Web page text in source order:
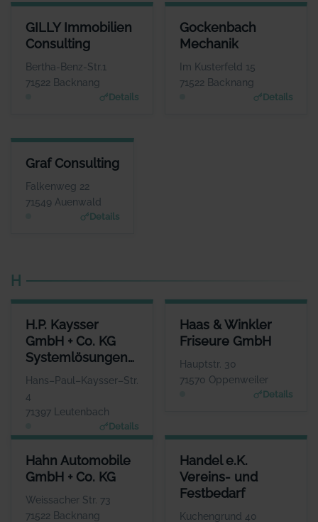
GILLY Immobilien
Consulting
Bertha-Benz-Str.1
71522 Backnang
Details
GILLY IMMOBILIEN CONSULTING
Herr Marcel Gilly
www.gilly-immobilien.de
Gockenbach
Mechanik
Im Kusterfeld 15
71522 Backnang
Details
GOCKENBACH MECHANIK
ANSPRECHPARTNER
Frau Barbara Braun
www.gockenbach-faess
Graf Consulting
Falkenweg 22
71549 Auenwald
Details
GRAF CONSULTING
ANSPRECHPARTNER
Herr Charley Graf
WEBSITE
www.grafconsulting.eu
H
H.P. Kaysser
GmbH + Co. KG
Systemlösungen
in Metall
Hans–Paul–Kaysser–Str.
4
71397 Leutenbach
Details
H.P. KAYSSER GMBH + CO. KG SYSTEMLÖSUNGEN IN METALL
ANSPRECHPARTNER
Herr Thomas Kaysser
www.kaysser.de
Haas & Winkler
Friseure GmbH
Hauptstr. 30
71570 Oppenweiler
Details
HAAS & WINKLER FRISEURE
Frau Rebacca
www.haas-winkler-
Hahn Automobile
GmbH + Co. KG
Weissacher Str. 73
71522 Backnang
HAHN AUTOMOBILE GMBH + CO. KG
Herr Frank Stotz
WEBSITE
www.hahn-automobile.de
Handel e.K.
Vereins- und
Festbedarf
Kuchengrund 40
HANDEL E.K. VEREINS- UND